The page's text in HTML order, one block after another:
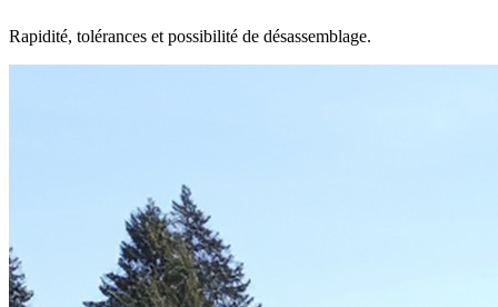
Rapidité, tolérances et possibilité de désassemblage.